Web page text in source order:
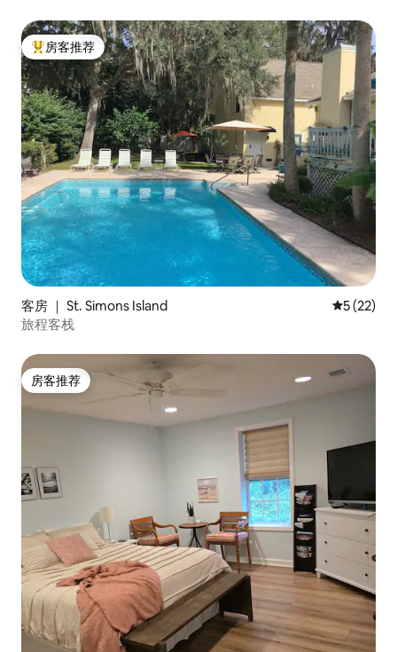
热门「房客推荐」
房客推荐
客房 ｜ St. Simons Island 平均评分
5 (22)
旅程客栈
房客推荐
房客推荐